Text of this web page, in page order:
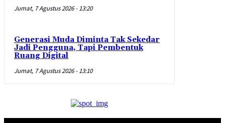
Jumat, 7 Agustus 2026 - 13:20
Generasi Muda Diminta Tak Sekedar
Jadi Pengguna, Tapi Pembentuk
Ruang Digital
Jumat, 7 Agustus 2026 - 13:10